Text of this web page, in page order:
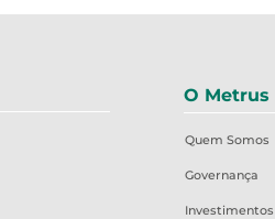
O Metrus
Quem Somos
Governança
Investimentos